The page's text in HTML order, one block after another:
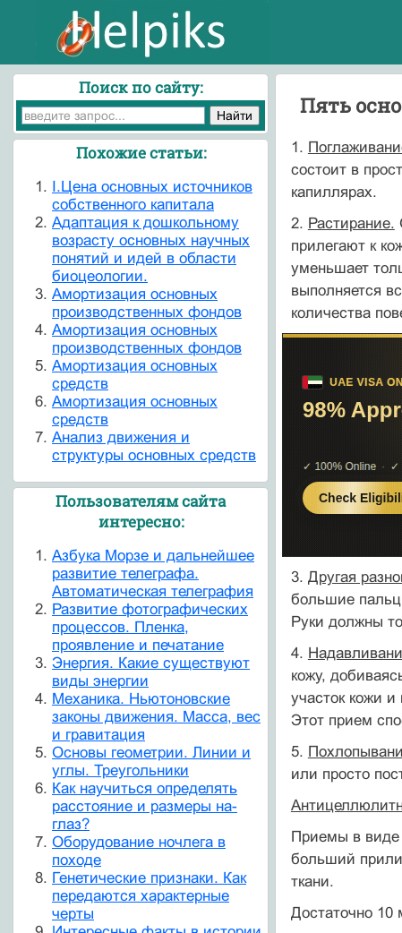
Пять
1.
состоит в
капиллярах.
2. Растирание.
прилегают к
уменьшает
выполняется
количества
3. Другая
большие
Руки должны
4.
кожу,
участок кожи
Этот прием
5.
или просто
Приемы в виде
больший
ткани.
Достаточно 10
Поиск по сайту:
Похожие статьи:
I.Цена основных источников
собственного капитала
Адаптация к дошкольному
возрасту основных научных
понятий и идей в области
биоцеологии.
Амортизация основных
производственных фондов
Амортизация основных
производственных фондов
Амортизация основных
средств
Амортизация основных
средств
Анализ движения и
структуры основных средств
Пользователям сайта
интересно:
Азбука Морзе и дальнейшее
развитие телеграфа.
Автоматическая телеграфия
Развитие фотографических
процессов. Пленка,
проявление и печатание
Энергия. Какие существуют
виды энергии
Механика. Ньютоновские
законы движения. Масса, вес
и гравитация
Основы геометрии. Линии и
углы. Треугольники
Как научиться определять
расстояние и размеры на-
глаз?
Оборудование ночлега в
походе
Генетические признаки. Как
передаются характерные
черты